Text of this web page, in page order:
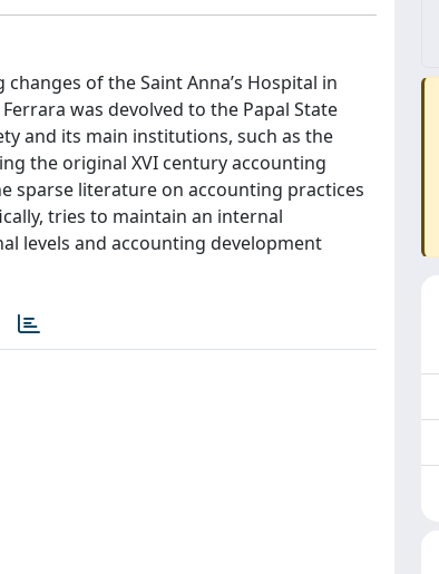
of the Saint Anna’s Hospital in
was devolved to the Papal State
and its main institutions, such as the
the original XVI century accounting
sparse literature on accounting practices
tries to maintain an internal
levels and accounting development